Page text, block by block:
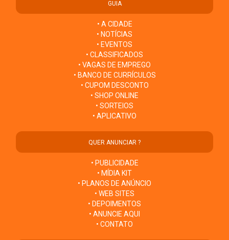
GUIA
• A CIDADE
• NOTÍCIAS
• EVENTOS
• CLASSIFICADOS
• VAGAS DE EMPREGO
• BANCO DE CURRÍCULOS
• CUPOM DESCONTO
• SHOP ONLINE
• SORTEIOS
• APLICATIVO
QUER ANUNCIAR ?
• PUBLICIDADE
• MÍDIA KIT
• PLANOS DE ANÚNCIO
• WEB SITES
• DEPOIMENTOS
• ANUNCIE AQUI
• CONTATO